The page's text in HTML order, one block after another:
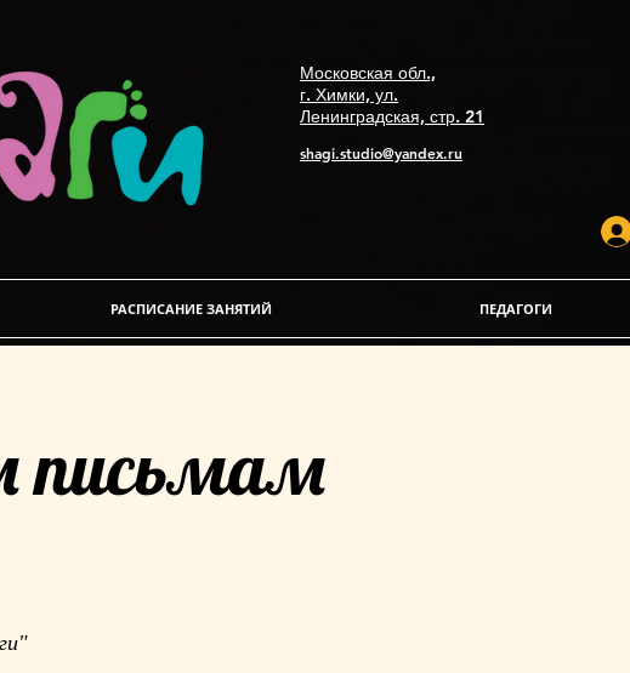
Московская обл.,
г. Химки, ул.
Ленинградская, стр. 21
shagi.studio@yandex.ru
РАСПИСАНИЕ ЗАНЯТИЙ ПЕДАГОГИ
письмам